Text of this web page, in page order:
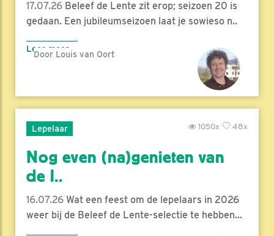
17.07.26 Beleef de Lente zit erop; seizoen 20 is
gedaan. Een jubileumseizoen laat je sowieso n..
Lees meer
Door Louis van Oort
Lepelaar 48x
1050x
Nog even (na)genieten van
de l..
16.07.26 Wat een feest om de lepelaars in 2026
weer bij de Beleef de Lente-selectie te hebben...